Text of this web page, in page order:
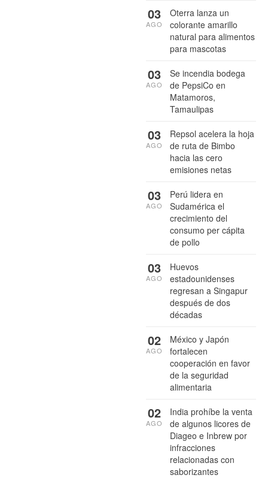
Oterra lanza un
colorante amarillo
natural para alimentos
para mascotas
03
AGO
Se incendia bodega
de PepsiCo en
Matamoros,
Tamaulipas
03
AGO
Repsol acelera la hoja
de ruta de Bimbo
hacia las cero
emisiones netas
03
AGO
Perú lidera en
Sudamérica el
crecimiento del
consumo per cápita
de pollo
03
AGO
Huevos
estadounidenses
regresan a Singapur
después de dos
décadas
03
AGO
México y Japón
fortalecen
cooperación en favor
de la seguridad
alimentaria
02
AGO
India prohíbe la venta
de algunos licores de
Diageo e Inbrew por
infracciones
relacionadas con
saborizantes
02
AGO